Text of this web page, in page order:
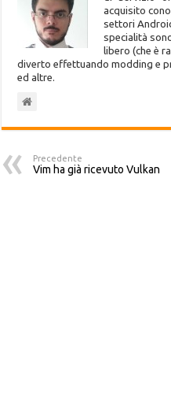
acquisito
settori
specialità
libero (che è
diverto effettuando modding e
ed altre.
Precedente
Vim ha già ricevuto Vulkan